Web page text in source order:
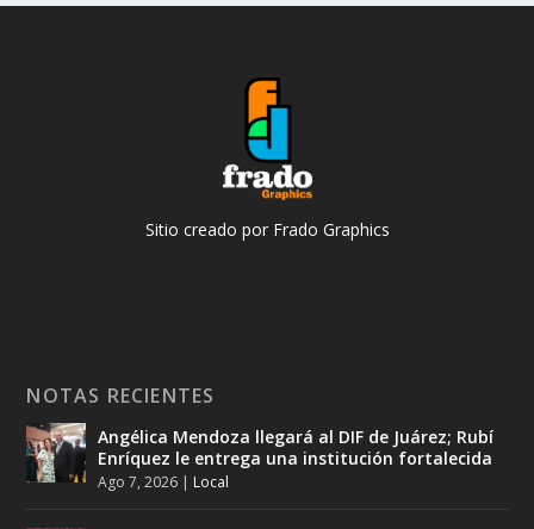
Sitio creado por Frado Graphics
NOTAS RECIENTES
Angélica Mendoza llegará al DIF de Juárez; Rubí
Enríquez le entrega una institución fortalecida
Ago 7, 2026 | Local